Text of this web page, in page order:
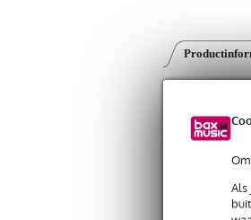
Als
Op dit